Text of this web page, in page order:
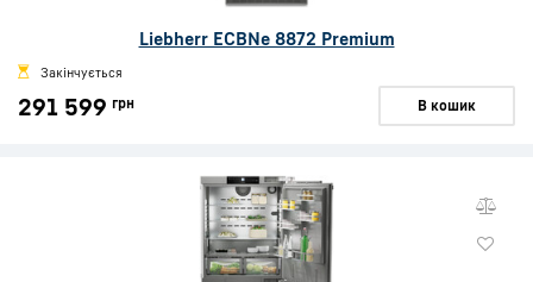
Liebherr ECBNe 8872 Premium
Закінчується
291 599 грн В кошик